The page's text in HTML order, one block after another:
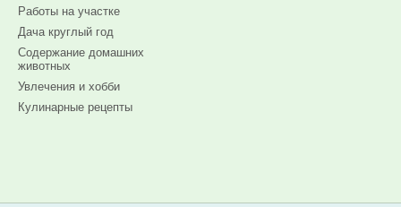
Работы на участке
Дача круглый год
Содержание домашних
животных
Увлечения и хобби
Кулинарные рецепты